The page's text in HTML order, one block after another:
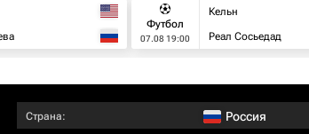
Футбол
07.08 19:00
Кельн
Реал Сосьедад
Страна: Россия